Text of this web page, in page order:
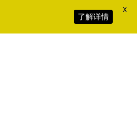
了解详情
X